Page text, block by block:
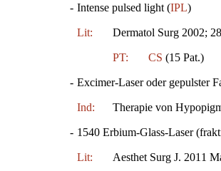
- Intense pulsed light (IPL)
Lit: Dermatol Surg 2002;
PT: CS (15 Pat.)
- Excimer-Laser oder gepulster
Ind: Therapie von
- 1540 Erbium-Glass-Laser
Lit: Aesthet Surg J. 2011